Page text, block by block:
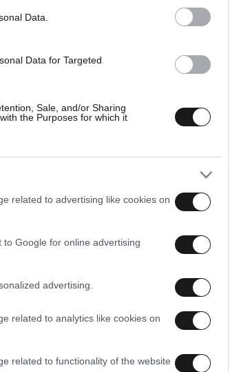
Data.
Data for Targeted
Sale, and/or Sharing
the Purposes for which it
related to advertising like cookies on
Google for online advertising
advertising.
related to analytics like cookies on
related to functionality of the website
να προκύπτει ότι ο
υποβρυχίων-
υπόμνημα 60
πράξεις που του
η σχέση που είχε με
σύμβαση παρείχε
ποσό που
κανένα ποσό που